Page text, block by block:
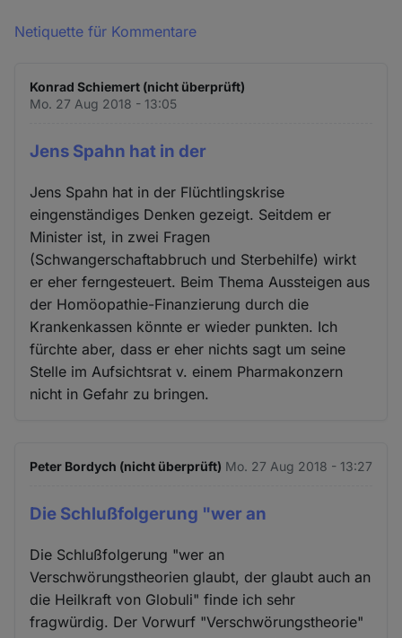
Netiquette für Kommentare
Konrad Schiemert (nicht überprüft)
Mo. 27 Aug 2018 - 13:05
Jens Spahn hat in der
Jens Spahn hat in der Flüchtlingskrise
eingenständiges Denken gezeigt. Seitdem er
Minister ist, in zwei Fragen
(Schwangerschaftabbruch und Sterbehilfe) wirkt
er eher ferngesteuert. Beim Thema Aussteigen aus
der Homöopathie-Finanzierung durch die
Krankenkassen könnte er wieder punkten. Ich
fürchte aber, dass er eher nichts sagt um seine
Stelle im Aufsichtsrat v. einem Pharmakonzern
nicht in Gefahr zu bringen.
Peter Bordych (nicht überprüft) Mo. 27 Aug 2018 - 13:27
Die Schlußfolgerung "wer an
Die Schlußfolgerung "wer an
Verschwörungstheorien glaubt, der glaubt auch an
die Heilkraft von Globuli" finde ich sehr
fragwürdig. Der Vorwurf "Verschwörungstheorie"